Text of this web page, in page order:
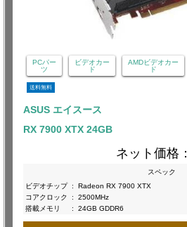
PCパー
ツ
ビデオカー
ド
AMDビデオカー
ド
送料無料
ASUS エイスース
RX 7900 XTX 24GB
ネット価格：
スペック
ビデオチップ :
Radeon RX 7900 XTX
コアクロック
:
2500MHz
搭載メモリ
: 24GB GDDR6